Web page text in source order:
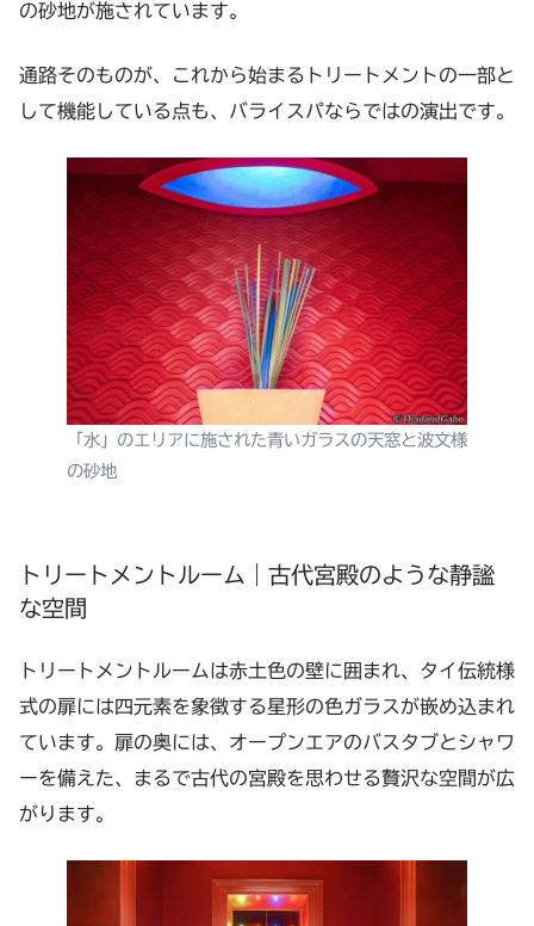
の砂地が施されています。
通路そのものが、これから始まるトリートメントの一部と
して機能している点も、バライスパならではの演出です。
「水」のエリアに施された青いガラスの天窓と波文様
の砂地
トリートメントルーム｜古代宮殿のような静謐
な空間
トリートメントルームは赤土色の壁に囲まれ、タイ伝統様
式の扉には四元素を象徴する星形の色ガラスが嵌め込まれ
ています。扉の奥には、オープンエアのバスタブとシャワ
ーを備えた、まるで古代の宮殿を思わせる贅沢な空間が広
がります。